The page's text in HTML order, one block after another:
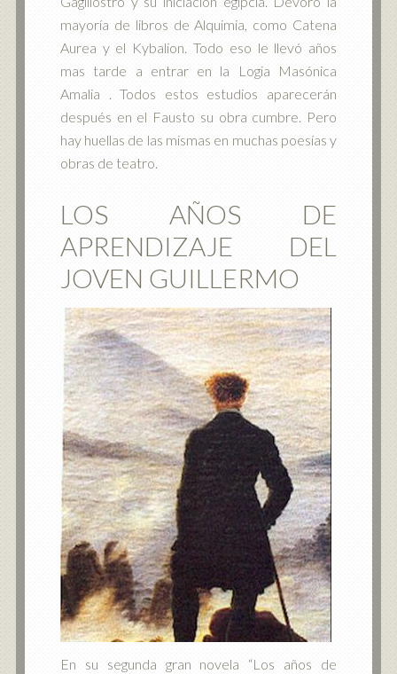
mayoría de libros de Alquimia, como Catena
Aurea y el Kybalion. Todo eso le llevó años
mas tarde a entrar en la Logia Masónica
Amalia . Todos estos estudios aparecerán
después en el Fausto su obra cumbre. Pero
hay huellas de las mismas en muchas poesías y
obras de teatro.
LOS AÑOS DE
APRENDIZAJE DEL
JOVEN GUILLERMO
En su segunda gran novela “Los años de